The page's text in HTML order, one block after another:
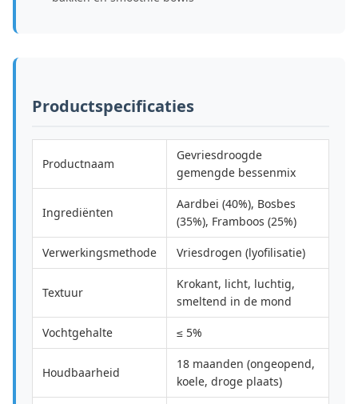
Productspecificaties
Productnaam
Gevriesdroogde
gemengde bessenmix
Ingrediënten
Aardbei (40%), Bosbes
(35%), Framboos (25%)
Verwerkingsmethode Vriesdrogen (lyofilisatie)
Textuur
Krokant, licht, luchtig,
smeltend in de mond
Vochtgehalte ≤ 5%
Houdbaarheid
18 maanden (ongeopend,
koele, droge plaats)